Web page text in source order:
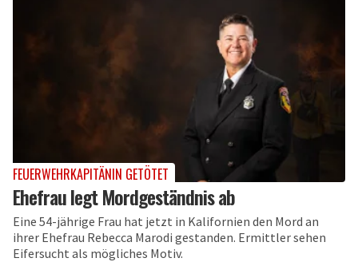
FEUERWEHRKAPITÄNIN GETÖTET
Ehefrau legt Mordgeständnis ab
Eine 54-jährige Frau hat jetzt in Kalifornien den Mord an
ihrer Ehefrau Rebecca Marodi gestanden. Ermittler sehen
Eifersucht als mögliches Motiv.